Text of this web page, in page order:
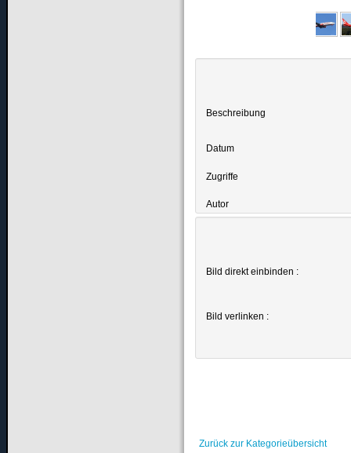
Beschreibung
Datum
Zugriffe
Autor
Bild direkt einbinden :
Bild verlinken :
Zurück zur Kategorieübersicht